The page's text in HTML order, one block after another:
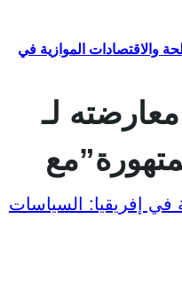
والاقتصادات الموازية في
لـ